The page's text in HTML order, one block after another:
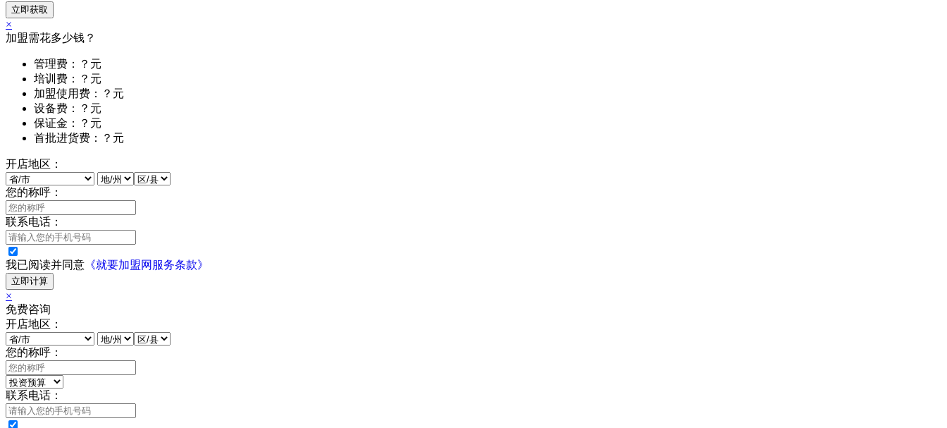
立即获取
×
加盟需花多少钱？
管理费：？元
培训费：？元
加盟使用费：？元
设备费：？元
保证金：？元
首批进货费：？元
开店地区：
您的称呼：
联系电话：
我已阅读并同意 《就要加盟网服务条款》
立即计算
×
免费咨询
开店地区：
您的称呼：
联系电话：